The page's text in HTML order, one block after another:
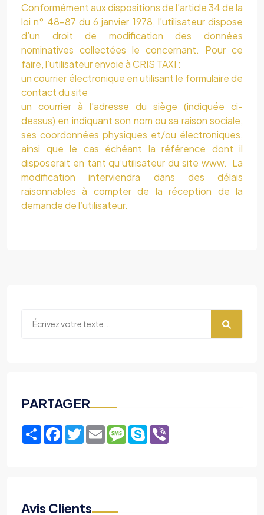
Conformément aux dispositions de l’article 34 de la
loi n° 48-87 du 6 janvier 1978, l’utilisateur dispose
d’un droit de modification des données
nominatives collectées le concernant. Pour ce
faire, l’utilisateur envoie àCRIS TAXI :
un courrier électronique en utilisant le formulaire de
contact du site
un courrier à l’adresse du siège (indiquée ci-
dessus) en indiquant son nom ou sa raison sociale,
ses coordonnées physiques et/ou électroniques,
ainsi que le cas échéant la référence dont il
disposerait en tant qu’utilisateur du site www. La
modification interviendra dans des délais
raisonnables à compter de la réception de la
demande de l’utilisateur.
PARTAGER
ShareFacebook
TwitterEmailMessage
Skype
Avis Clients